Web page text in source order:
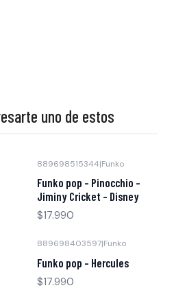
uno de estos
889698515344|Funko
Funko pop - Pinocchio -
Jiminy Cricket - Disney
$17.990
889698403597|Funko
Funko pop - Hercules
$17.990